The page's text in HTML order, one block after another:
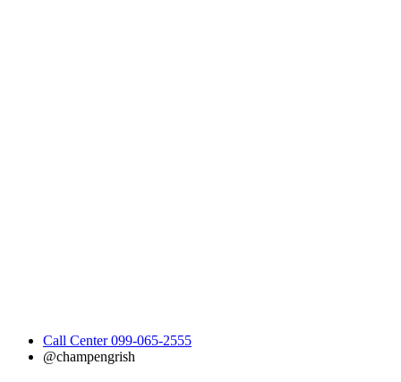
Call Center 099-065-2555
@champengrish